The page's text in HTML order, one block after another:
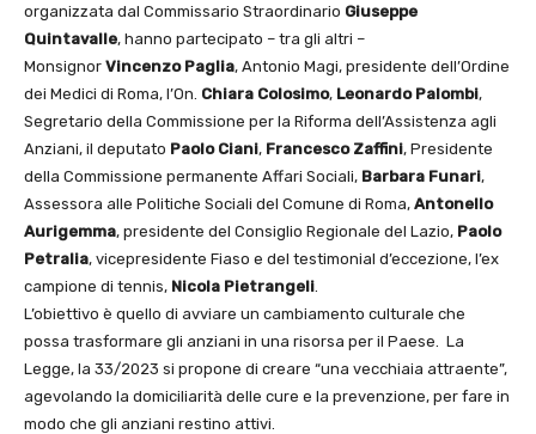
organizzata dal Commissario Straordinario Giuseppe
Quintavalle, hanno partecipato – tra gli altri –
Monsignor Vincenzo Paglia, Antonio Magi, presidente dell’Ordine
dei Medici di Roma, l’On. Chiara Colosimo, Leonardo Palombi,
Segretario della Commissione per la Riforma dell’Assistenza agli
Anziani, il deputato Paolo Ciani, Francesco Zaffini, Presidente
della Commissione permanente Affari Sociali, Barbara Funari,
Assessora alle Politiche Sociali del Comune di Roma, Antonello
Aurigemma, presidente del Consiglio Regionale del Lazio, Paolo
Petralia, vicepresidente Fiaso e del testimonial d’eccezione, l’ex
campione di tennis, Nicola Pietrangeli
L’obiettivo è quello di avviare un cambiamento culturale che
possa trasformare gli anziani in una risorsa per il Paese. La
Legge, la 33/2023 si propone di creare “una vecchiaia attraente”,
agevolando la domiciliarità delle cure e la prevenzione, per fare in
modo che gli anziani restino attivi.